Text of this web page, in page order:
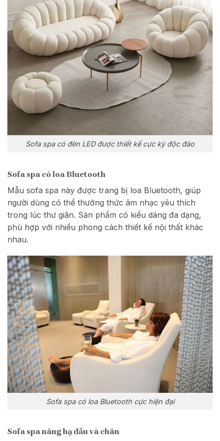
Sofa spa có đèn LED được thiết kế cực kỳ độc đáo
Sofa spa có loa Bluetooth
Mẫu sofa spa này được trang bị loa Bluetooth, giúp
người dùng có thể thưởng thức âm nhạc yêu thích
trong lúc thư giãn. Sản phẩm có kiểu dáng đa dạng,
phù hợp với nhiều phong cách thiết kế nội thất khác
nhau.
Sofa spa có loa Bluetooth cực hiện đại
Sofa spa nâng hạ đầu và chân